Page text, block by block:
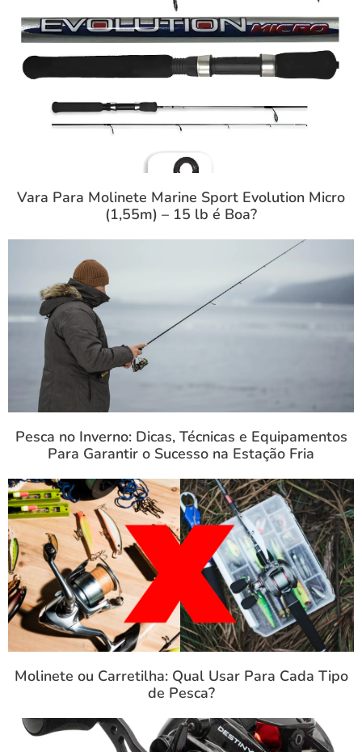
Vara Para Molinete Marine Sport Evolution Micro
(1,55m) – 15 lb é Boa?
Pesca no Inverno: Dicas, Técnicas e Equipamentos
Para Garantir o Sucesso na Estação Fria
Molinete ou Carretilha: Qual Usar Para Cada Tipo
de Pesca?